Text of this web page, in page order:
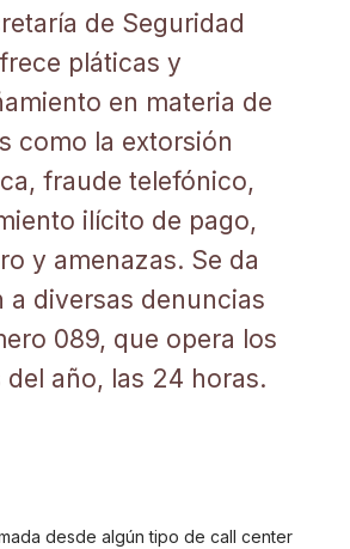
de Seguridad
pláticas y
en materia de
como la extorsión
fraude telefónico,
ilícito de pago,
y amenazas. Se da
a diversas denuncias
089, que opera los
del año, las 24 horas.
desde algún tipo de call center